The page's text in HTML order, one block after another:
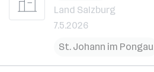
Land Salzburg
7.5.2026
St. Johann im Pongau